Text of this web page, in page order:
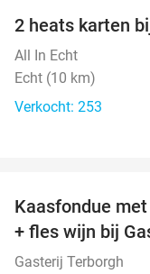
2 heats karten
All In Echt
Echt (10 km)
Verkocht: 253
Kaasfondue
+ fles wijn bij
Gasterij Terborgh